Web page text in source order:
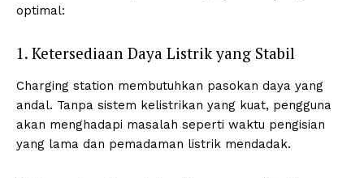
optimal:
1. Ketersediaan Daya Listrik yang Stabil
Charging station membutuhkan pasokan daya yang
andal. Tanpa sistem kelistrikan yang kuat, pengguna
akan menghadapi masalah seperti waktu pengisian
yang lama dan pemadaman listrik mendadak.